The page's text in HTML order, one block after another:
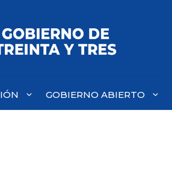
GOBIERNO ABIERTO